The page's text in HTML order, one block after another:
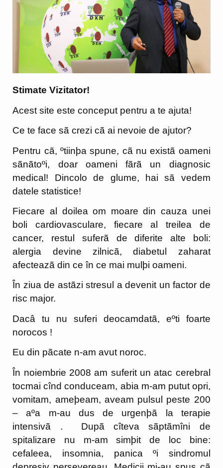
Stimate Vizitator!
Acest site este conceput pentru a te ajuta!
Ce te face sã crezi cã ai nevoie de ajutor?
Pentru cã, ºtiinþa spune, cã nu existã oameni
sãnãtoºi, doar oameni fãrã un diagnosic
medical! Dincolo de glume, hai sã vedem
datele statistice!
Fiecare al doilea om moare din cauza unei
boli cardiovasculare, fiecare al treilea de
cancer, restul suferã de diferite alte boli:
alergia devine zilnicã, diabetul zaharat
afecteazã din ce în ce mai mulþi oameni.
În ziua de astãzi stresul a devenit un factor de
risc major.
Dacâ tu nu suferi deocamdatã, eºti foarte
norocos !
Eu din pãcate n-am avut noroc.
În noiembrie 2008 am suferit un atac cerebral
tocmai cînd conduceam, abia m-am putut opri,
vomitam, ameþeam, aveam pulsul peste 200
– aºa m-au dus de urgenþã la terapie
intensivã . Dupã cîteva sãptãmîni de
spitalizare nu m-am simþit de loc bine:
cefaleea, insomnia, panica ºi sindromul